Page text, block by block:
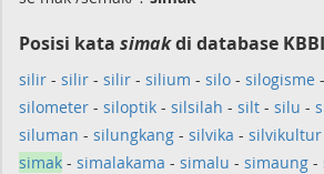
Posisi kata simakdi database
silir - silir - silir - silium - silo - silogisme -
silometer - siloptik - silsilah - silt - silu -
siluman - silungkang - silvika - silvikultur
simak - simalakama - simalu - simaung -